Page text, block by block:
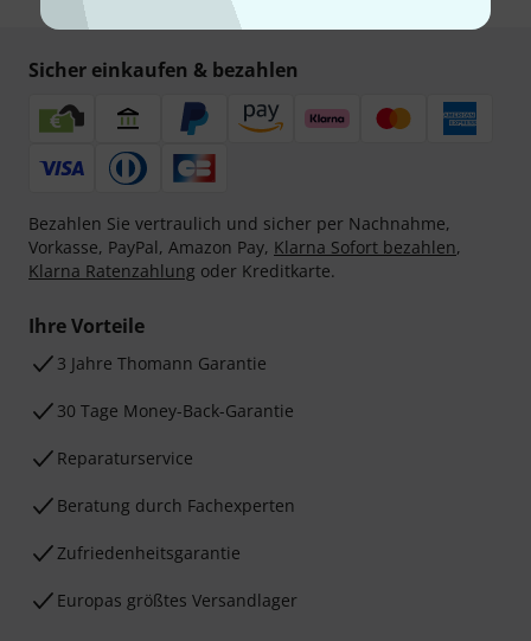
Sicher einkaufen & bezahlen
Bezahlen Sie vertraulich und sicher per Nachnahme,
Vorkasse, PayPal, Amazon Pay, Klarna Sofort bezahlen,
Klarna Ratenzahlung oder Kreditkarte.
Ihre Vorteile
3 Jahre Thomann Garantie
30 Tage Money-Back-Garantie
Reparaturservice
Beratung durch Fachexperten
Zufriedenheitsgarantie
Europas größtes Versandlager